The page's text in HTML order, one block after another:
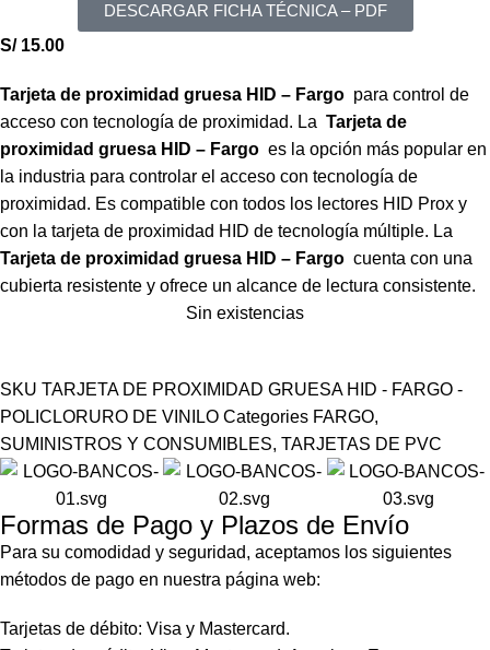
DESCARGAR FICHA TÉCNICA – PDF
S/15.00
Tarjeta de proximidad gruesa HID – Fargo para control de
acceso con tecnología de proximidad. La Tarjeta de
proximidad gruesa HID – Fargo es la opción más popular en
la industria para controlar el acceso con tecnología de
proximidad. Es compatible con todos los lectores HID Prox y
con la tarjeta de proximidad HID de tecnología múltiple. La
Tarjeta de proximidad gruesa HID – Fargo cuenta con una
cubierta resistente y ofrece un alcance de lectura consistente.
Sin existencias
SKU TARJETA DE PROXIMIDAD GRUESA HID - FARGO -
POLICLORURO DE VINILO Categories FARGO,
SUMINISTROS Y CONSUMIBLES, TARJETAS DE PVC
Formas de Pago y Plazos de Envío
Para su comodidad y seguridad, aceptamos los siguientes
métodos de pago en nuestra página web:
Tarjetas de débito: Visa y Mastercard.